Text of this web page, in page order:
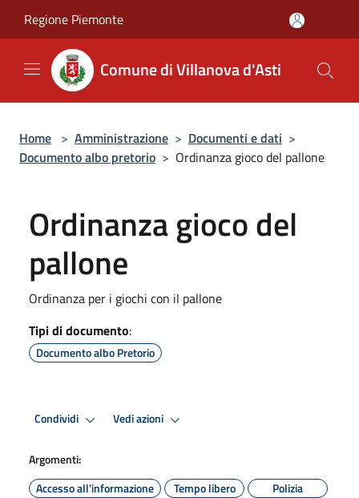
Regione Piemonte
Comune di Villanova d'Asti
Home > Amministrazione > Documenti e dati >
Documento albo pretorio > Ordinanza gioco del pallone
Ordinanza gioco del
pallone
Ordinanza per i giochi con il pallone
Tipi di documento:
Documento albo Pretorio
Condividi Vedi azioni
Argomenti:
Accesso all'informazione
Tempo libero Polizia